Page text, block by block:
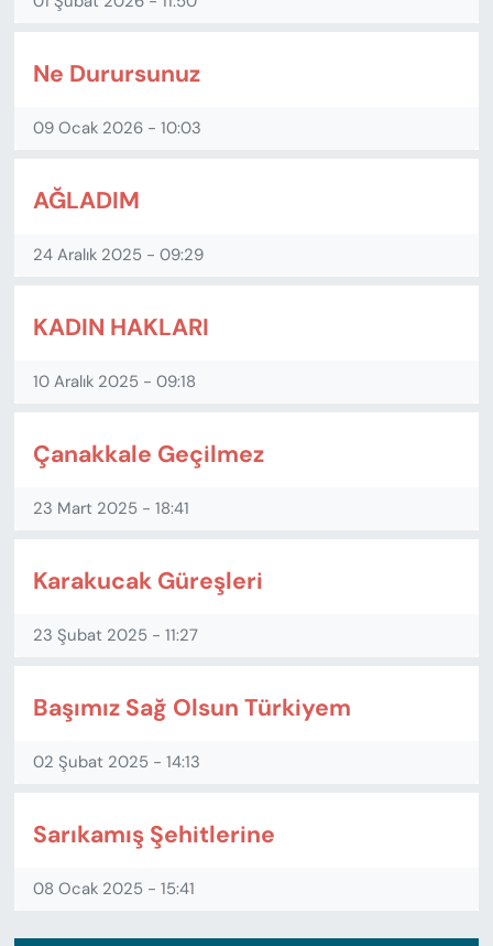
Ne Durursunuz
09 Ocak 2026 - 10:03
AĞLADIM
24 Aralık 2025 - 09:29
KADIN HAKLARI
10 Aralık 2025 - 09:18
Çanakkale Geçilmez
23 Mart 2025 - 18:41
Karakucak Güreşleri
23 Şubat 2025 - 11:27
Başımız Sağ Olsun Türkiyem
02 Şubat 2025 - 14:13
Sarıkamış Şehitlerine
08 Ocak 2025 - 15:41